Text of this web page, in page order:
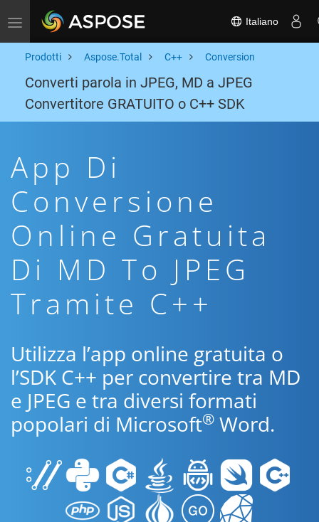
Toggle navigation Italiano
Prodotti Aspose.Total C++ Conversion
Converti parola in JPEG, MD a JPEG
Convertitore GRATUITO o C++ SDK
App Di
Conversione
Online Gratuita
Di MD To JPEG
Tramite C++
Utilizza l’app online gratuita o
l’SDK C++ per convertire tra MD
e JPEG e tra diversi formati
popolari di Microsoft® Word.